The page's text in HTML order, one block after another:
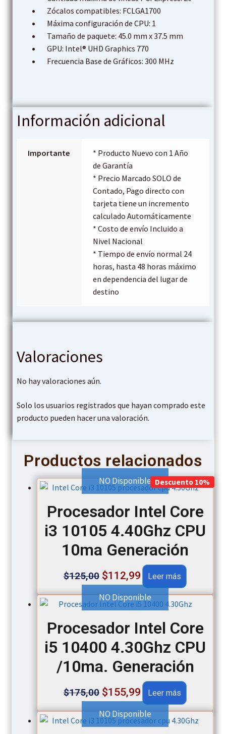
Zócalos compatibles: FCLGA1700
Máxima configuración de CPU: 1
Tamaño de paquete: 45.0 mm x 37.5 mm
GPU: Intel® UHD Graphics 770
Frecuencia Base de Gráficos: 300 MHz
Información adicional
Importante
* Producto Nuevo con 1 Año
de Garantía
* Precio Marcado SOLO de
Contado, Pago directo con
tarjeta tiene un incremento
calculado Automáticamente
* Costo de envío Incluido a
Nivel Nacional
* Tiempo de envío normal 24
horas, hasta 48 horas máximo
en dependencia del lugar de
destino
Valoraciones
No hay valoraciones aún.
Solo los usuarios registrados que hayan comprado este
producto pueden hacer una valoración.
Productos relacionados
NO Disponible Descuento 10%
Procesador Intel Core
i3 10105 4.40Ghz CPU
10ma Generación
$125,00 Original
was:
$125,00.
$112,99Current
price
is:
$112,99.
Leer más
NO Disponible
Procesador Intel Core
i5 10400 4.30Ghz CPU
/10ma. Generación
$175,00 Original
was:
$155,99Current
price
is:
Leer más
NO Disponible